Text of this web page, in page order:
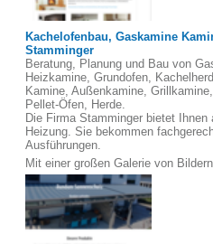
Kachelofenbau, Gaskamine
Stamminger
Beratung, Planung und Bau von
Heizkamine, Grundofen,
Kamine, Außenkamine,
Pellet-Öfen, Herde.
Die Firma Stamminger bietet
Heizung. Sie bekommen
Ausführungen.
Mit einer großen Galerie von